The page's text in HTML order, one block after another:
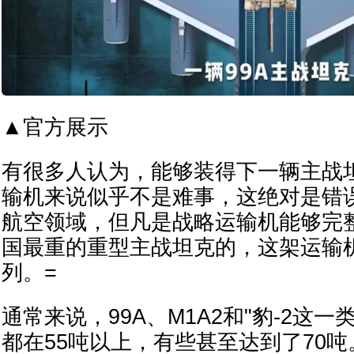
▲官方展示
有很多人认为，能够装得下一辆主战
输机来说似乎不是难事，这绝对是错
航空领域，但凡是战略运输机能够完
国最重的重型主战坦克的，这架运输
列。=
通常来说，99A、M1A2和"豹-2这一
都在55吨以上，有些甚至达到了70